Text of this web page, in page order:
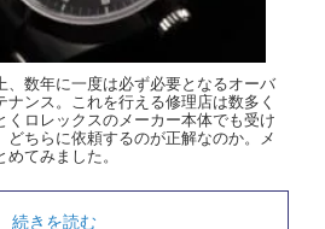
、数年に一度は必ず必要となるオーバ
ンス。これを行える修理店は数多く
くロレックスのメーカー本体でも受け
どちらに依頼するのが正解なのか。メ
てみました。
続きを読む